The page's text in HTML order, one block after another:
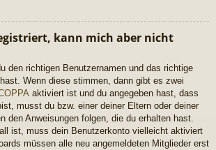
kann mich aber nicht
den richtigen Benutzernamen und das richtige
Wenn diese stimmen, dann gibt es zwei
aktiviert ist und du angegeben hast, dass
musst du bzw. einer deiner Eltern oder deiner
den Anweisungen folgen, die du erhalten hast.
ist, muss dein Benutzerkonto vielleicht aktiviert
müssen alle neu angemeldeten Mitglieder erst